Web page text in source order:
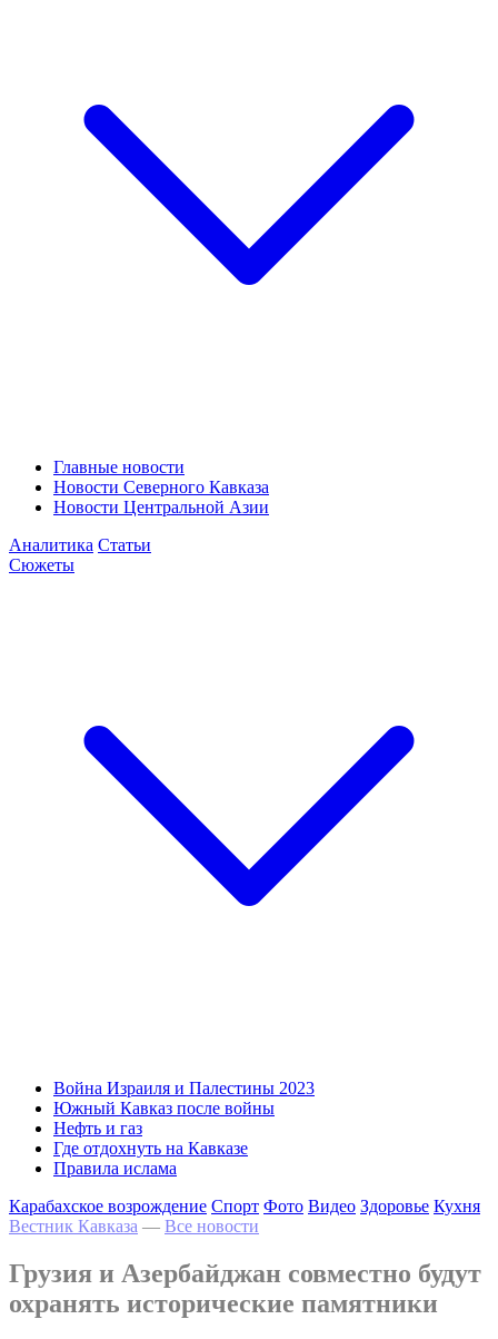
Главные новости
Новости Северного Кавказа
Новости Центральной Азии
Аналитика Статьи
Сюжеты
Война Израиля и Палестины 2023
Южный Кавказ после войны
Нефть и газ
Где отдохнуть на Кавказе
Правила ислама
Карабахское возрождение Спорт Фото Видео Здоровье Кухня
Вестник Кавказа — Все новости
Грузия и Азербайджан совместно будут
охранять исторические памятники